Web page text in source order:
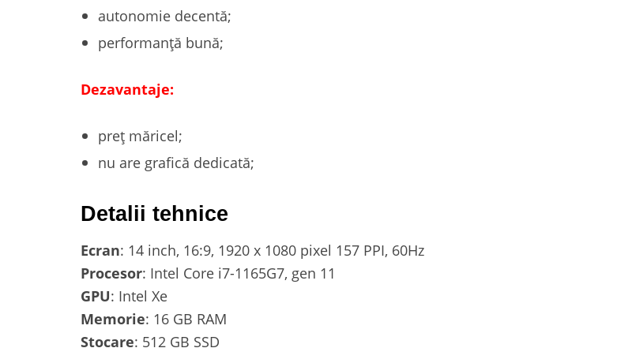
autonomie decentă;
performanță bună;
Dezavantaje:
preț măricel;
nu are grafică dedicată;
Detalii tehnice
Ecran: 14 inch, 16:9, 1920 x 1080 pixel 157 PPI, 60Hz
Procesor: Intel Core i7-1165G7, gen 11
GPU: Intel Xe
Memorie: 16 GB RAM
Stocare: 512 GB SSD